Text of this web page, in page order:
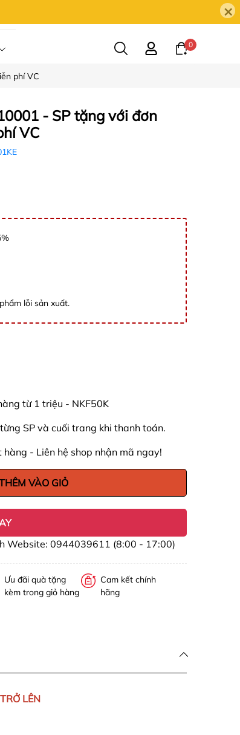
×
0
phí VC
- SP tặng với đơn
VC
lỗi sản xuất.
từ 1 triệu - NKF50K
SP và cuối trang khi thanh toán.
- Liên hệ shop nhận mã ngay!
VÀO GIỎ
Website: 0944039611 (8:00 - 17:00)
Ưu đãi quà tặng
kèm trong giỏ hàng
Cam kết chính
hãng
LÊN